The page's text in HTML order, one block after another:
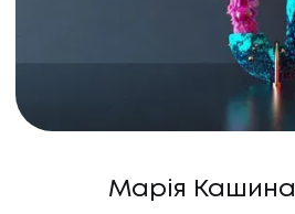
Марія Кашина